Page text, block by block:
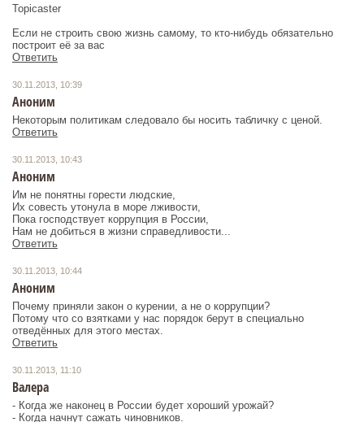
Topicaster
Если не строить свою жизнь самому, то кто-нибудь обязательно
построит её за вас
Ответить
30.11.2013, 10:39
Аноним
Некоторым политикам следовало бы носить табличку с ценой.
Ответить
30.11.2013, 10:43
Аноним
Им не понятны горести людские,
Их совесть утонула в море лживости,
Пока господствует коррупция в России,
Ответить
30.11.2013, 10:44
Аноним
Почему приняли закон о курении, а не о коррупции?
Потому что со взятками у нас порядок берут в специально
отведённых для этого местах.
Ответить
30.11.2013, 11:10
Валера
- Когда же наконец в России будет хороший урожай?